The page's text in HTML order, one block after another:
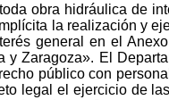
obra hidráulica de
la realización y
general en el
y Zaragoza». El
público con
legal el ejercicio de